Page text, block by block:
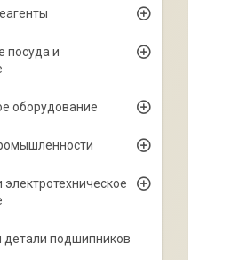
посуда и
оборудование
электротехническое
детали подшипников